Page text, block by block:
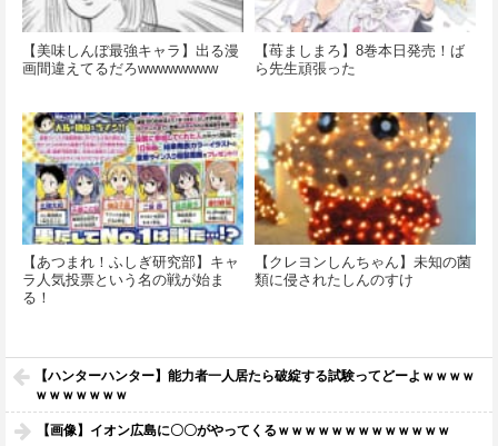
【美味しんぼ最強キャラ】出る漫
画間違えてるだろwwwwwwww
【苺ましまろ】8巻本日発売！ば
ら先生頑張った
【あつまれ！ふしぎ研究部】キャ
ラ人気投票という名の戦が始ま
る！
【クレヨンしんちゃん】未知の菌
類に侵されたしんのすけ
【ハンターハンター】能力者一人居たら破綻する試験ってどーよｗｗｗｗ
ｗｗｗｗｗｗｗ
【画像】イオン広島に〇〇がやってくるｗｗｗｗｗｗｗｗｗｗｗｗｗ